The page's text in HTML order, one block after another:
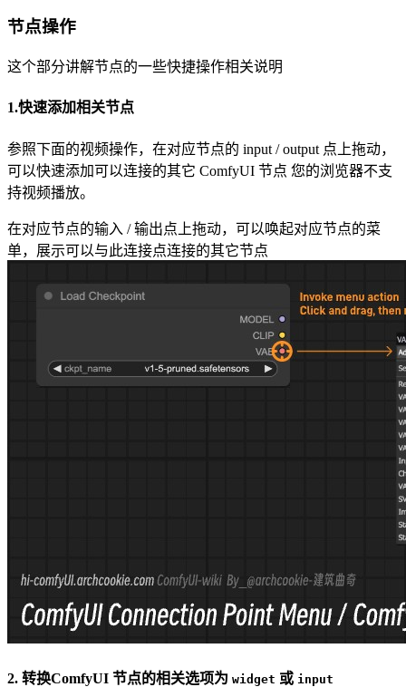
节点操作
这个部分讲解节点的一些快捷操作相关说明
1.快速添加相关节点
参照下面的视频操作，在对应节点的 input / output 点上拖动，
可以快速添加可以连接的其它 ComfyUI 节点 您的浏览器不支
持视频播放。
在对应节点的输入 / 输出点上拖动，可以唤起对应节点的菜
单，展示可以与此连接点连接的其它节点
2. 转换ComfyUI 节点的相关选项为 widget 或 input